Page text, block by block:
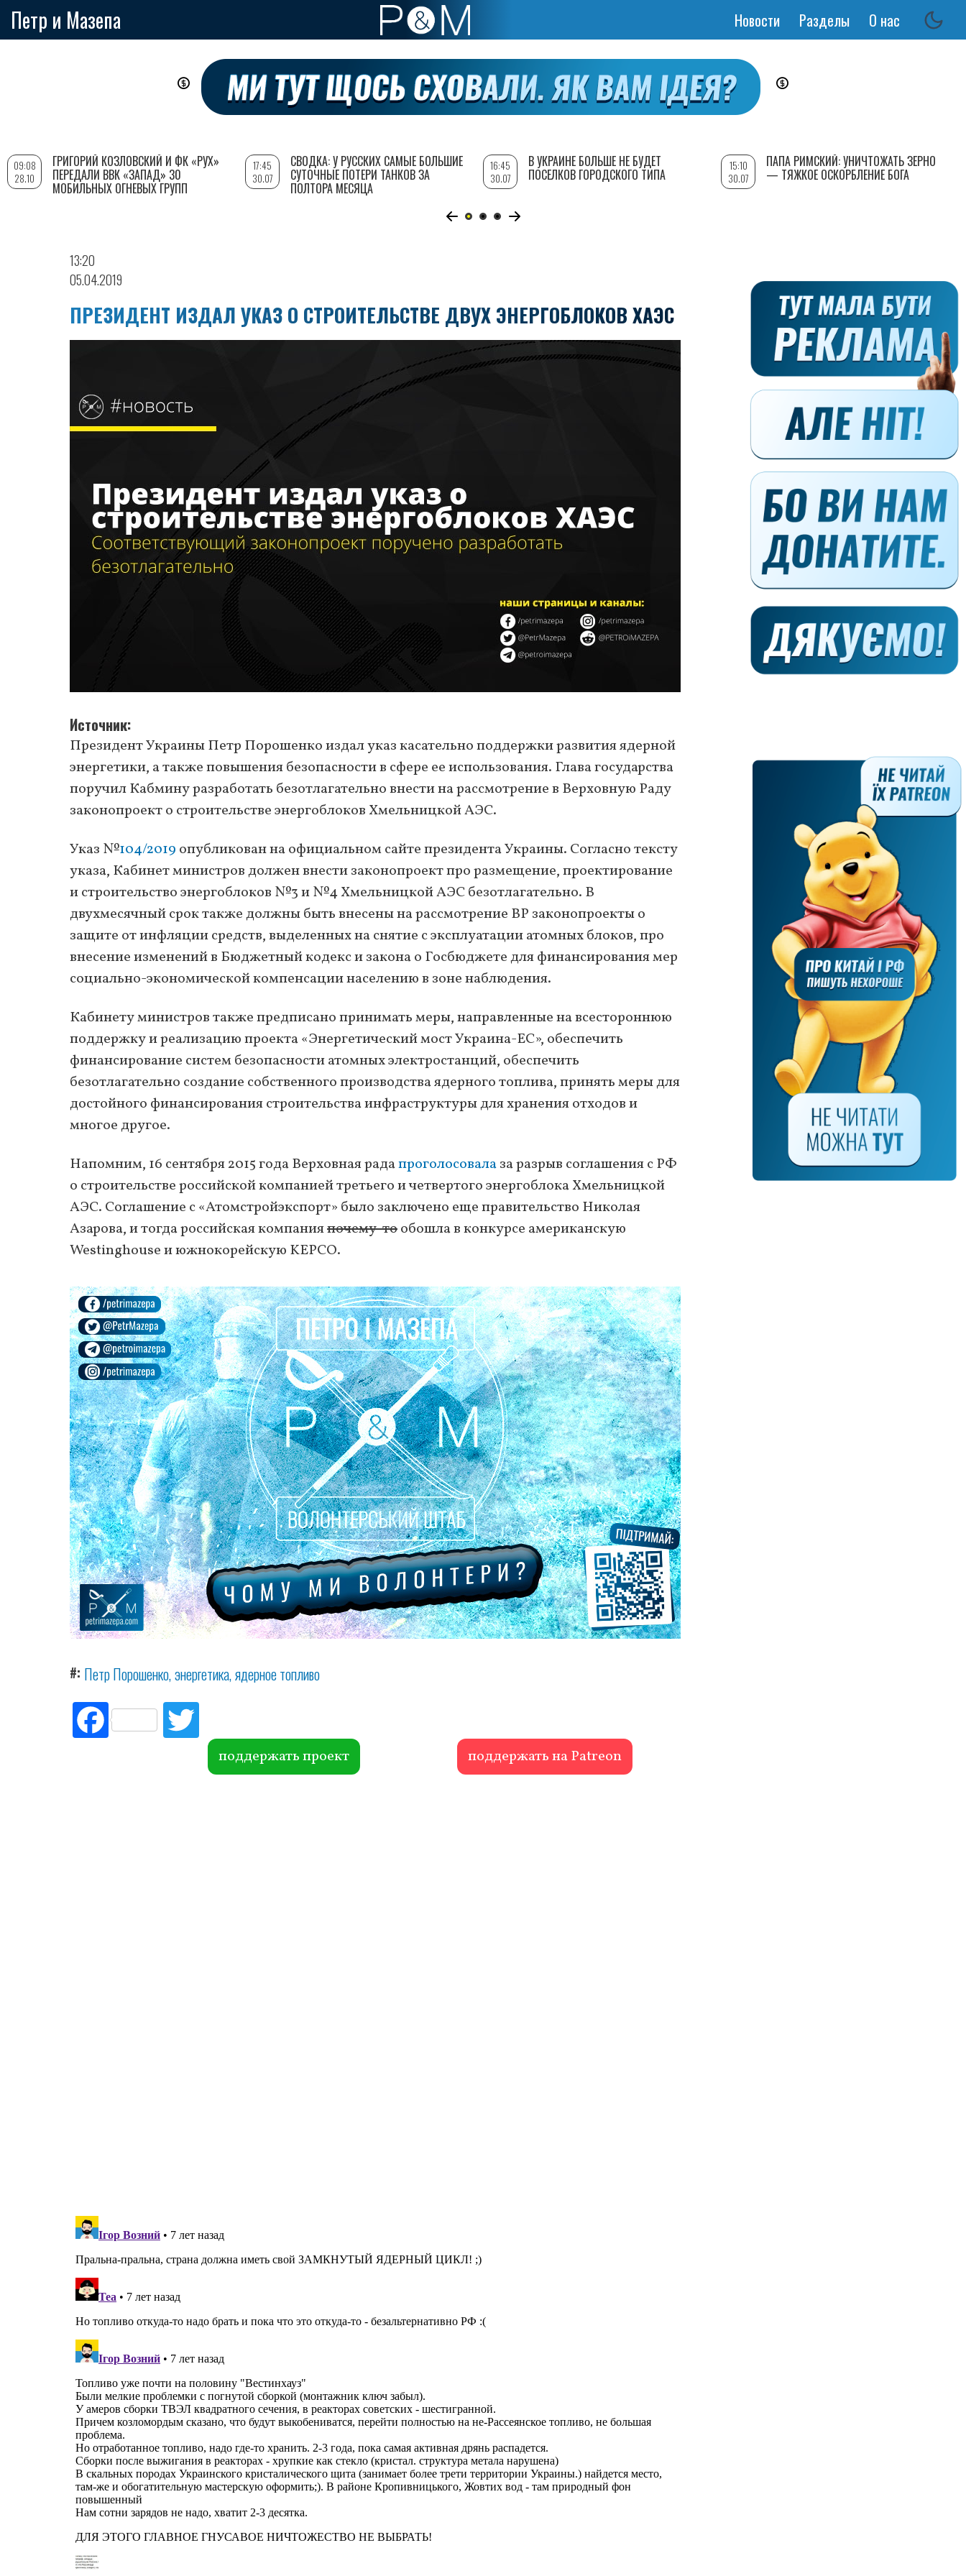
Петр и Мазепа
Основная
Новости Разделы О нас
13:20
05.04.2019
ПРЕЗИДЕНТ ИЗДАЛ УКАЗ О СТРОИТЕЛЬСТВЕ ДВУХ ЭНЕРГОБЛОКОВ ХАЭС
Источник
Президент Украины Петр Порошенко издал указ касательно поддержки развития ядерной
энергетики, а также повышения безопасности в сфере ее использования. Глава государства
поручил Кабмину разработать безотлагательно внести на рассмотрение в Верховную Раду
законопроект о строительстве энергоблоков Хмельницкой АЭС.
Указ №104/2019 опубликован на официальном сайте президента Украины. Согласно тексту
указа, Кабинет министров должен внести законопроект про размещение, проектирование
и строительство энергоблоков №3 и №4 Хмельницкой АЭС безотлагательно. В
двухмесячный срок также должны быть внесены на рассмотрение ВР законопроекты о
защите от инфляции средств, выделенных на снятие с эксплуатации атомных блоков, про
внесение изменений в Бюджетный кодекс и закона о Госбюджете для финансирования мер
социально-экономической компенсации населению в зоне наблюдения.
Кабинету министров также предписано принимать меры, направленные на всестороннюю
поддержку и реализацию проекта «Энергетический мост Украина-ЕС», обеспечить
финансирование систем безопасности атомных электростанций, обеспечить
безотлагательно создание собственного производства ядерного топлива, принять меры для
достойного финансирования строительства инфраструктуры для хранения отходов и
многое другое.
Напомним, 16 сентября 2015 года Верховная радапроголосовалаза разрыв соглашения с РФ
о строительстве российской компанией третьего и четвертого энергоблока Хмельницкой
АЭС. Соглашение с «Атомстройэкспорт» было заключено еще правительство Николая
Азарова, и тогда российская компанияпочему-тообошла в конкурсе американскую
Westinghouse и южнокорейскую KEPCO.
# Петр Порошенко энергетика ядерное топливо
Fac
ebo itte
r поддержать проект поддержать на Patreon
09:08
28.10
ГРИГОРИЙ КОЗЛОВСКИЙ И ФК «РУХ»
ПЕРЕДАЛИ ВВК «ЗАПАД» 30
МОБИЛЬНЫХ ОГНЕВЫХ ГРУПП
17:45
30.07
СВОДКА: У РУССКИХ САМЫЕ БОЛЬШИЕ
СУТОЧНЫЕ ПОТЕРИ ТАНКОВ ЗА
ПОЛТОРА МЕСЯЦА
16:45
30.07
В УКРАИНЕ БОЛЬШЕ НЕ БУДЕТ
ПОСЕЛКОВ ГОРОДСКОГО ТИПА
15:10
30.07
ПАПА РИМСКИЙ: УНИЧТОЖАТЬ ЗЕРНО
— ТЯЖКОЕ ОСКОРБЛЕНИЕ БОГА